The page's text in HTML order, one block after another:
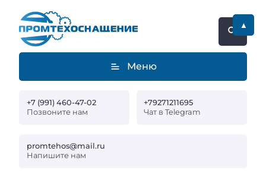
Меню
+7 (991) 460-47-02
Позвоните нам
+79271211695
Чат в Telegram
promtehos@mail.ru
Напишите нам
▲